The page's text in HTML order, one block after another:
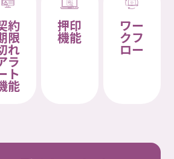
約
限
れ
ラ
ト
能
押印
機能
ワー
クフ
ロー